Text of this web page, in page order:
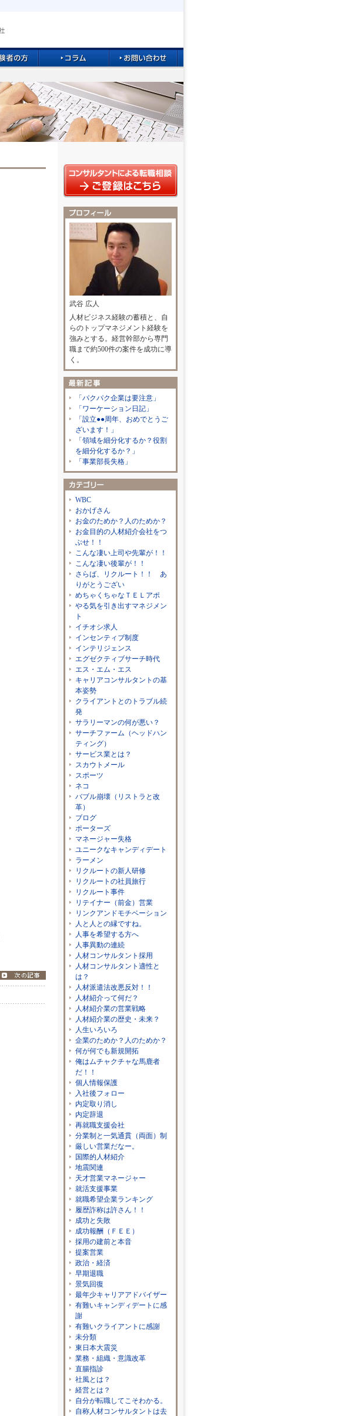
武谷 広人
人材ビジネス経験の蓄積と、自
らのトップマネジメント経験を
強みとする。経営幹部から専門
職まで約500件の案件を成功に導
く。
「パクパク企業は要注意」
「ワーケーション日記」
「設立●●周年、おめでとうご
ざいます！」
「領域を細分化するか？役割
を細分化するか？」
「事業部長失格」
WBC
おかげさん
お金のためか？人のためか？
お金目的の人材紹介会社をつ
ぶせ！！
こんな凄い上司や先輩が！！
こんな凄い後輩が！！
さらば、リクルート！！ あ
りがとうござい
めちゃくちゃなＴＥＬアポ
やる気を引き出すマネジメン
ト
イチオシ求人
インセンティブ制度
インテリジェンス
エグゼクティブサーチ時代
エス・エム・エス
キャリアコンサルタントの基
本姿勢
クライアントとのトラブル続
発
サラリーマンの何が悪い？
サーチファーム（ヘッドハン
ティング）
サービス業とは？
スカウトメール
スポーツ
ネコ
バブル崩壊（リストラと改
革）
ブログ
ポーターズ
マネージャー失格
ユニークなキャンディデート
ラーメン
リクルートの新人研修
リクルートの社員旅行
リクルート事件
リテイナー（前金）営業
リンクアンドモチベーション
人と人との縁ですね。
人事を希望する方へ
人事異動の連続
人材コンサルタント採用
人材コンサルタント適性と
は？
人材派遣法改悪反対！！
人材紹介って何だ？
人材紹介業の営業戦略
人材紹介業の歴史・未来？
人生いろいろ
企業のためか？人のためか？
何が何でも新規開拓
俺はムチャクチャな馬鹿者
だ！！
個人情報保護
入社後フォロー
内定取り消し
内定辞退
再就職支援会社
分業制と一気通貫（両面）制
厳しい営業だなー。
国際的人材紹介
地震関連
天才営業マネージャー
就活支援事業
就職希望企業ランキング
履歴詐称は許さん！！
成功と失敗
成功報酬（ＦＥＥ）
採用の建前と本音
提案営業
政治・経済
早期退職
景気回復
最年少キャリアアドバイザー
有難いキャンディデートに感
謝
有難いクライアントに感謝
未分類
東日本大震災
業務・組織・意識改革
直腸指診
社風とは？
経営とは？
自分が転職してこそわかる。
自称人材コンサルタントは去